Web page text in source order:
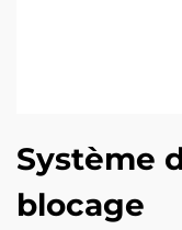
Système
blocage